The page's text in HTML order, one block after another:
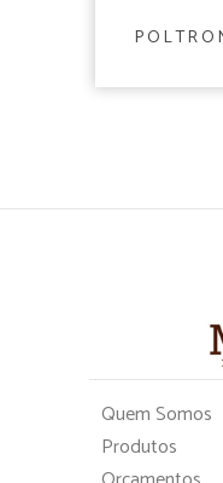
Quem Somos
Produtos